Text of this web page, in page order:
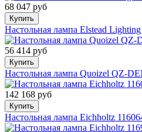
68 047 руб
Купить
Настольная лампа Elstead
56 414 руб
Купить
Настольная лампа Quoizel QZ-
142 168 руб
Купить
Настольная лампа Eichholtz